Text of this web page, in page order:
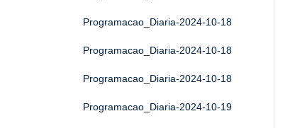
Programacao_Diaria-2024-10-18
Programacao_Diaria-2024-10-18
Programacao_Diaria-2024-10-18
Programacao_Diaria-2024-10-19